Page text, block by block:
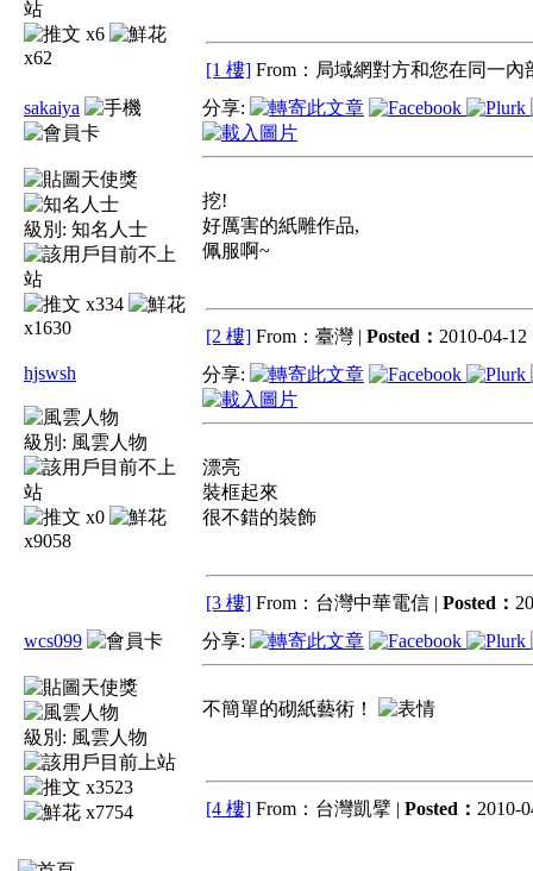
x6
x62
[1 樓] From：局域網對方和您在同一內
sakaiya
級別: 知名人士
x334
x1630
分享:
挖!
好厲害的紙雕作品,
佩服啊~
[2 樓] From：臺灣 | Posted： 2010-04-12
hjswsh
級別: 風雲人物
x0
x9058
分享:
漂亮
裝框起來
很不錯的裝飾
[3 樓] From：台灣中華電信 | Posted：
wcs099
級別: 風雲人物
x3523
x7754
分享:
不簡單的砌紙藝術！
[4 樓] From：台灣凱擘 | Posted： 2010-